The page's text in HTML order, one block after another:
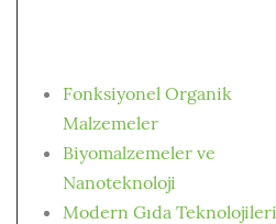
Fonksiyonel Organik
Malzemeler
Biyomalzemeler ve
Nanoteknoloji
Modern Gıda Teknolojileri